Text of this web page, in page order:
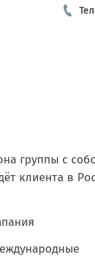
группы с
клиента в